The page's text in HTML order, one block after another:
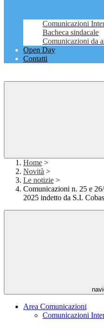
Comunicazioni
Bacheca sindacale
Comunicazioni da
Open Day
Contatti
Home >
Novità >
Le notizie >
Comunicazioni n. 25 e
2025 indetto da S.I. Cobas
Area Comunicazioni
Comunicazioni